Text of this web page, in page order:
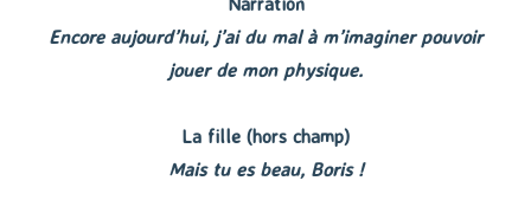
Encore aujourd’hui, j’ai du mal à m’imaginer pouvoir
jouer de mon physique.
La fille (hors champ)
Mais tu es beau, Boris !